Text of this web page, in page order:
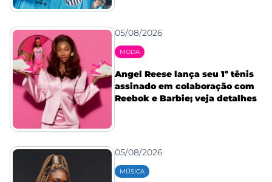
05/08/2026
MODA
Angel Reese lança seu 1º tênis
assinado em colaboração com
Reebok e Barbie; veja detalhes
05/08/2026
MÚSICA